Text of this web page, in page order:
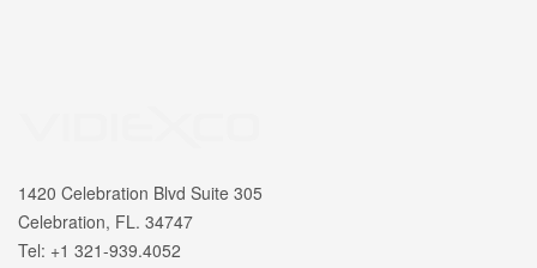
1420 Celebration Blvd Suite 305
Celebration, FL. 34747
Tel: +1 321-939.4052